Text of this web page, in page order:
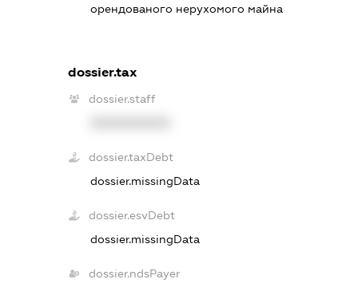
орендованого нерухомого майна
dossier.tax
dossier.staff
dossier.taxDebt
dossier.missingData
dossier.esvDebt
dossier.missingData
dossier.ndsPayer